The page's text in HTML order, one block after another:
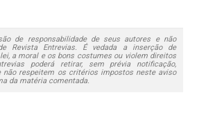
de responsabilidade de seus autores e não
Revista Entrevias. É vedada a inserção de
a moral e os bons costumes ou violem direitos
poderá retirar, sem prévia notificação,
não respeitem os critérios impostos neste aviso
da matéria comentada.